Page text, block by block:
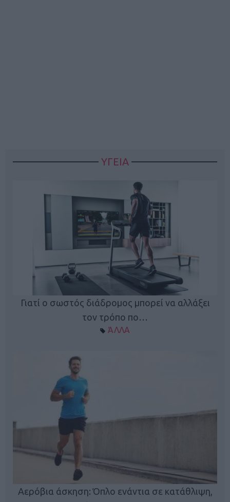
ΥΓΕΙΑ
Γιατί ο σωστός διάδρομος μπορεί να αλλάξει
τον τρόπο πο…
ΆΛΛΑ
Αερόβια άσκηση: Όπλο ενάντια σε κατάθλιψη,